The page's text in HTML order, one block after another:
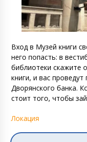
Вход в Музей книги
него попасть: в
библиотеки скажите
книги, и вас
Дворянского банка.
стоит того, чтобы
Локация